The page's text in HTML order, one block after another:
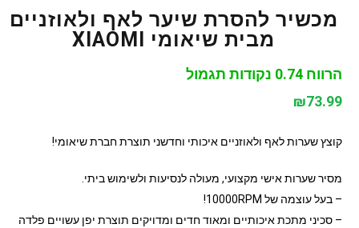
מכשיר להסרת שיער לאף ולאוזניים
מבית שיאומי XIAOMI
הרווח 0.74 נקודות תגמול
₪73.99
קוצץ שערות לאף ולאוזניים איכותי וחדשני תוצרת חברת שיאומי!
מסיר שערות אישי מקצועי, מעולה לנסיעות ולשימוש ביתי.
– בעל עוצמה של 10000RPM!
– סכיני מתכת איכותיים ומאוד חדים ומדויקים תוצרת יפן עשויים פלדה